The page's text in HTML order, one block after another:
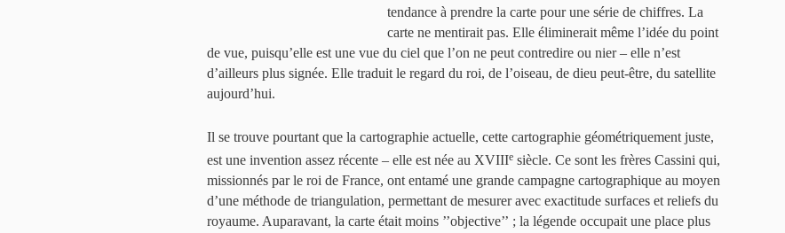
tendance à prendre la carte pour une série de chiffres. La
carte ne mentirait pas. Elle éliminerait même l’idée du point
de vue, puisqu’elle est une vue du ciel que l’on ne peut contredire ou nier – elle n’est
d’ailleurs plus signée. Elle traduit le regard du roi, de l’oiseau, de dieu peut-être, du satellite
aujourd’hui.
Il se trouve pourtant que la cartographie actuelle, cette cartographie géométriquement juste,
est une invention assez récente – elle est née au XVIIIe siècle. Ce sont les frères Cassini qui,
missionnés par le roi de France, ont entamé une grande campagne cartographique au moyen
d’une méthode de triangulation, permettant de mesurer avec exactitude surfaces et reliefs du
royaume. Auparavant, la carte était moins ’’objective’’ ; la légende occupait une place plus